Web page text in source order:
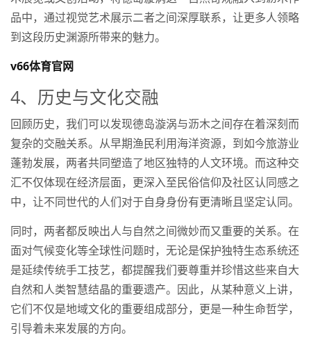
品中，通过视觉艺术展示二者之间深厚联系，让更多人领略
到这段历史渊源所带来的魅力。
v66体育官网
4、历史与文化交融
回顾历史，我们可以发现德岛漩涡与沥木之间存在着深刻而
复杂的交融关系。从早期渔民利用海洋资源，到如今旅游业
蓬勃发展，两者共同塑造了地区独特的人文环境。而这种交
汇不仅体现在经济层面，更深入至民俗信仰及社区认同感之
中，让不同世代的人们对于自身身份有更清晰且坚定认同。
同时，两者都反映出人与自然之间微妙而又重要的关系。在
面对气候变化等全球性问题时，无论是保护独特生态系统还
是延续传统手工技艺，都提醒我们要尊重并珍惜这些来自大
自然和人类智慧结晶的重要遗产。因此，从某种意义上讲，
它们不仅是地域文化的重要组成部分，更是一种生命哲学，
引导着未来发展的方向。